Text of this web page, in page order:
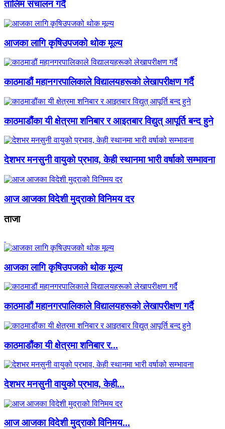
तालिम संचालन गर्दै
आजका लागि कृषिउपजको थोक मूल्य
काठमाडौं महानगरपालिकाले विद्यालयहरूको लेखापरीक्षण गर्दै
काठमाडौंका यी क्षेत्रमा शनिबार र आइतबार विद्युत् आपूर्ति बन्द हुने
देशभर मनसुनी वायुको प्रभाव, केही स्थानमा भारी वर्षाको सम्भावना
आज आजका विदेशी मुद्राको विनिमय दर
ताजा
आजका लागि कृषिउपजको थोक मूल्य
काठमाडौं महानगरपालिकाले विद्यालयहरूको लेखापरीक्षण गर्दै
काठमाडौंका यी क्षेत्रमा शनिबार र...
देशभर मनसुनी वायुको प्रभाव, केही...
आज आजका विदेशी मुद्राको विनिमय...